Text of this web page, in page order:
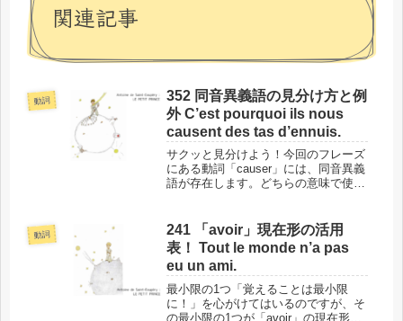
関連記事
動詞
352 同音異義語の見分け方と例
外 C’est pourquoi ils nous
causent des tas d’ennuis.
サクッと見分けよう！今回のフレーズ
にある動詞「causer」には、同音異義
語が存在します。どちらの意味で使わ
会話でよく使われる例外もあるので、
この機会にぜひ知っておいてくだ...
動詞
241 「avoir」現在形の活用
表！ Tout le monde n’a pas
eu un ami.
最小限の1つ「覚えることは最小限
に！」を心がけてはいるのですが、そ
の最小限の1つが「avoir」の現在形と